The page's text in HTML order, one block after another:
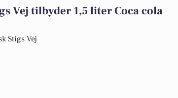
Vej tilbyder 1,5 liter Coca cola
Stigs Vej